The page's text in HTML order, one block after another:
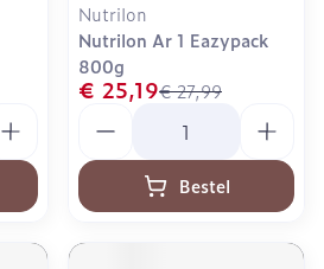
Nutrilon
Nutrilon Ar 1 Eazypack
800g
€ 27,99
€ 25,19
Bestel